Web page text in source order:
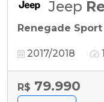
Jeep
Renegade Sport
2017/2018
R$ 79.990